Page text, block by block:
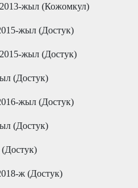
жыл (Кожомкул)
5-жыл (Достук)
жыл (Достук)
(Достук)
6-жыл (Достук)
(Достук)
ж (Достук)